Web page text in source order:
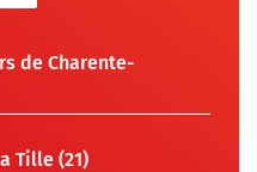
de Charente-
Tille (21)